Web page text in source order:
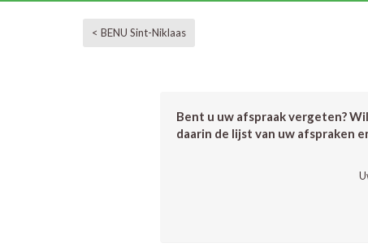
< BENU Sint-Niklaas
Bent u uw afspraak vergeten?
daarin de lijst van uw afspraken